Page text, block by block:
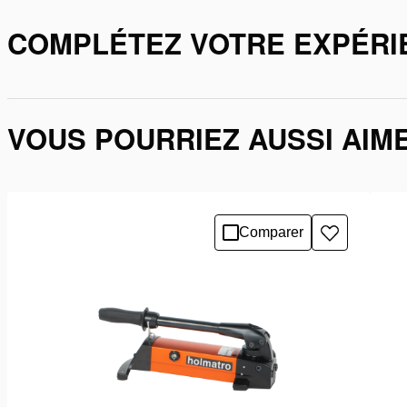
COMPLÉTEZ VOTRE
VOUS POURRIEZ AUSSI
Comparer
Ajouter
à